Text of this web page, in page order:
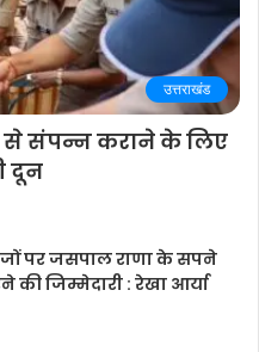
उत्तराखंड
संपन्न कराने के लिए
दून
पर जसपाल राणा के सपने
की जिम्मेदारी : रेखा आर्या